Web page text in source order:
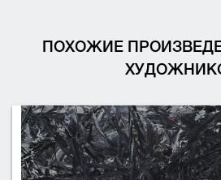
ПОХОЖИЕ